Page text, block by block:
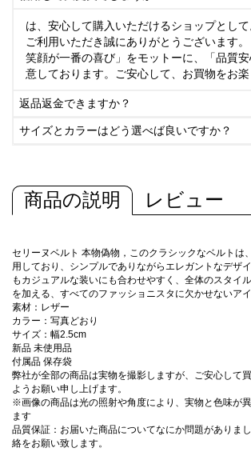
は、安心して購入いただけるショップとし
ご利用いただき誠にありがとうございます
笑顔が一番の喜び」をモットーに、「品質
意しております。ご安心して、お買物をお楽
返品返金できますか？
サイズとカラーはどう選べば良いですか？
商品の説明 レビュー
セリーヌベルト 本物偽物，このクラシックなベルトは
用しており、シンプルでありながらエレガントなデザ
もカジュアルな装いにも合わせやすく、全体のスタイ
を加える、すべてのファッショニスタに欠かせないアイ
素材：レザー
カラー：写真どおり
サイズ：幅2.5cm
新品 未使用品
付属品 保存袋
弊社が全部の商品は実物を撮影しますが、ご安心して
ようお願い申し上げます。
※画像の商品は光の照射や角度により、実物と色味が
ます
品質保証：お届いた商品についてなにか問題がありま
絡をお願い致します。